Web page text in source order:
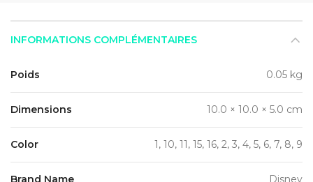
INFORMATIONS COMPLÉMENTAIRES
Poids 0.05 kg
Dimensions 10.0 × 10.0 × 5.0 cm
Color 1, 10, 11, 15, 16, 2, 3, 4, 5, 6, 7, 8, 9
Brand Name Disney